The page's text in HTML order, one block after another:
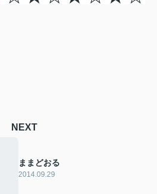
NEXT
ままどおる
2014.09.29